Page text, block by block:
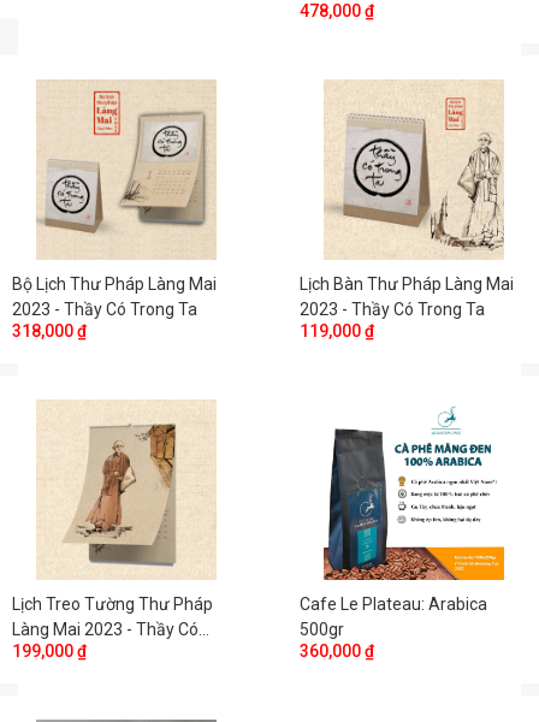
478,000 ₫
Bộ Lịch Thư Pháp Làng Mai
2023 - Thầy Có Trong Ta
318,000 ₫
Lịch Bàn Thư Pháp Làng Mai
2023 - Thầy Có Trong Ta
119,000 ₫
Lịch Treo Tường Thư Pháp
Làng Mai 2023 - Thầy Có
Trong Ta
199,000 ₫
Cafe Le Plateau: Arabica
500gr
360,000 ₫